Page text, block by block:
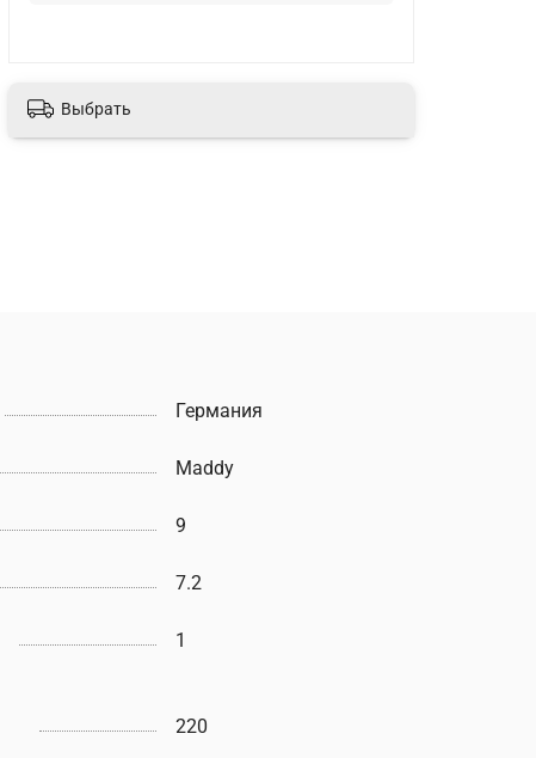
Выбрать
Германия
Maddy
9
7.2
1
220